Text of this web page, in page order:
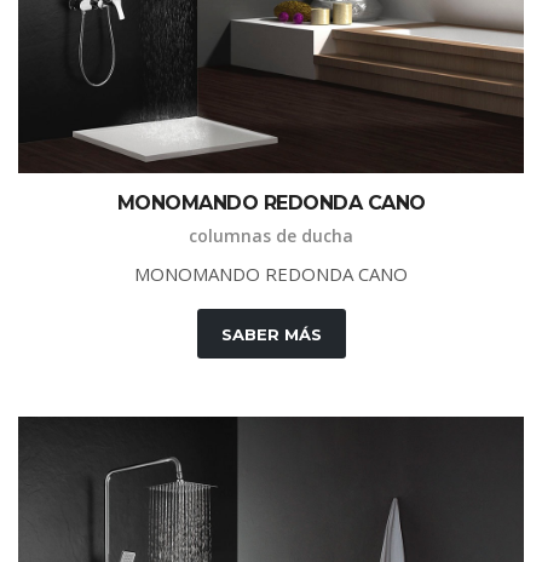
MONOMANDO REDONDA CANO
columnas de ducha
MONOMANDO REDONDA CANO
SABER MÁS